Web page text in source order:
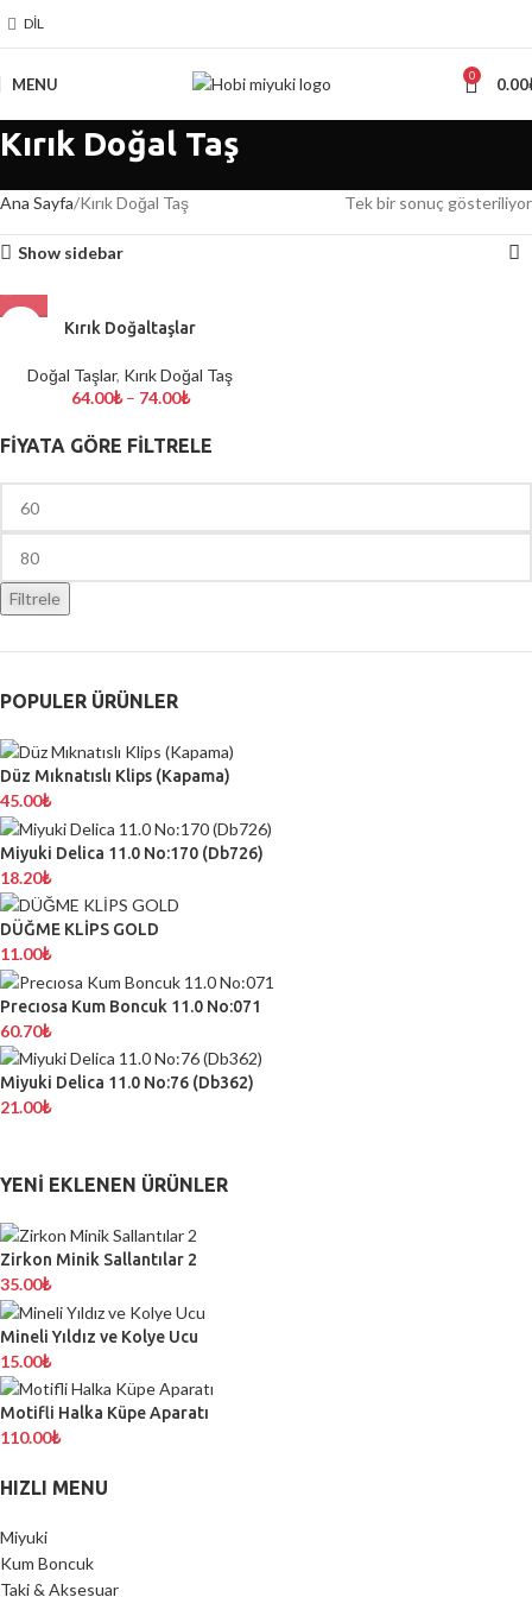
DIL
MENU 0 0.00
Kırık Doğal Taş
FİYATA GÖRE FİLTRELE
Filtrele
POPULER ÜRÜNLER
Düz Mıknatıslı Klips (Kapama)
45.00₺
Miyuki Delica 11.0 No:170 (Db726)
18.20₺
DÜĞME KLİPS GOLD
11.00₺
Precıosa Kum Boncuk 11.0 No:071
60.70₺
Miyuki Delica 11.0 No:76 (Db362)
21.00₺
Ana Sayfa Kırık Doğal Taş Tek bir sonuç gösteriliyor
Show sidebar
TÜKENDİKırık Doğaltaşlar
Doğal Taşlar, Kırık Doğal Taş
64.00₺ – 74.00₺
YENI EKLENEN ÜRÜNLER
Zirkon Minik Sallantılar 2
35.00₺
Mineli Yıldız ve Kolye Ucu
15.00₺
Motifli Halka Küpe Aparatı
110.00₺
HIZLI MENU
Miyuki
Kum Boncuk
Taki & Aksesuar